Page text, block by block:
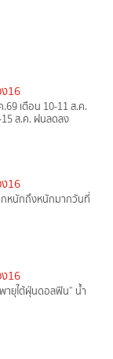
16
เตือน 10-11 ส.ค.
ส.ค. ฝนลดลง
16
หนักถึงหนักมากวันที่
16
ายุไต้ฝุ่นดอลฟิน” น้ำ